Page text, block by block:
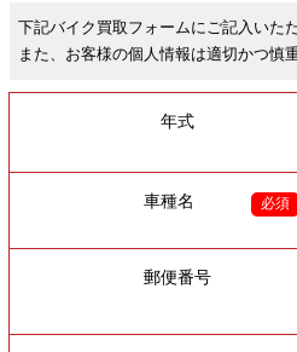
下記バイク買取フォームにご記入いた
また、お客様の個人情報は適切かつ慎
年式
車種名 必須
郵便番号